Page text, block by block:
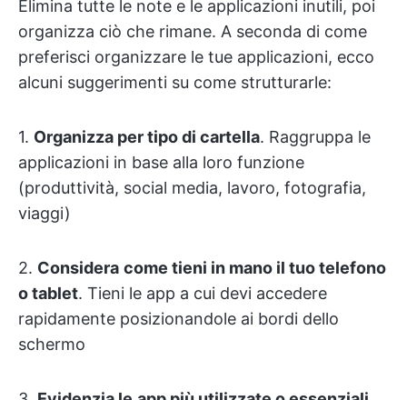
Elimina tutte le note e le applicazioni inutili, poi
organizza ciò che rimane. A seconda di come
preferisci organizzare le tue applicazioni, ecco
alcuni suggerimenti su come strutturarle:
1. Organizza per tipo di cartella. Raggruppa le
applicazioni in base alla loro funzione
(produttività, social media, lavoro, fotografia,
viaggi)
2. Considera come tieni in mano il tuo telefono
o tablet. Tieni le app a cui devi accedere
rapidamente posizionandole ai bordi dello
schermo